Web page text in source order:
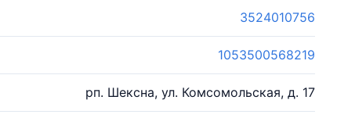
3524010756
1053500568219
рп. Шексна, ул. Комсомольская, д. 17